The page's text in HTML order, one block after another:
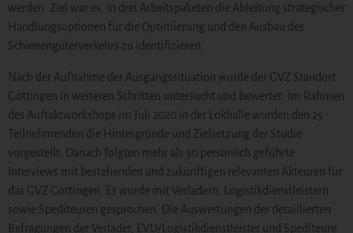
werden. Ziel war es, in drei Arbeitspaketen die Ableitung strategischer
Handlungsoptionen für die Optimierung und den Ausbau des
Schienengüterverkehrs zu identifizieren.
Nach der Aufnahme der Ausgangssituation wurde der GVZ Standort
Göttingen in weiteren Schritten untersucht und bewertet. Im Rahmen
des Auftaktworkshops im Juli 2020 in der Lokhalle wurden den 25
Teilnehmenden die Hintergründe und Zielsetzung der Studie
vorgestellt. Danach folgten mehr als 30 persönlich geführte
Interviews mit bestehenden und zukünftigen relevanten Akteuren für
das GVZ Göttingen. Es wurde mit Verladern, Logistikdienstleistern
sowie Spediteuren gesprochen. Die Auswertungen der detaillierten
Befragungen der Verlader, EVU/Logistikdienstleister und Spediteure